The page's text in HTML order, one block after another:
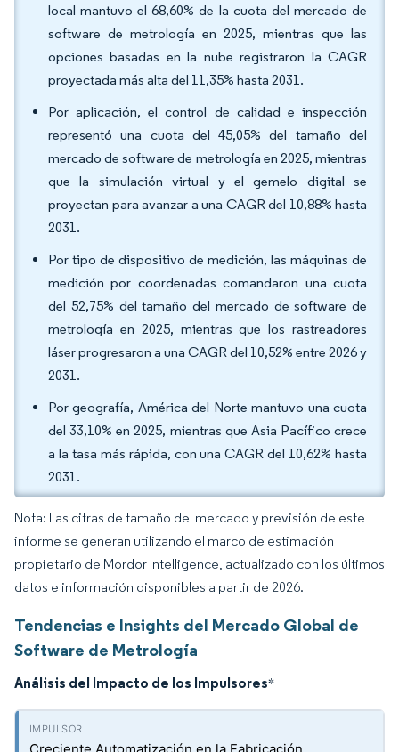
local mantuvo el 68,60% de la cuota del mercado de
software de metrología en 2025, mientras que las
opciones basadas en la nube registraron la CAGR
proyectada más alta del 11,35% hasta 2031.
Por aplicación, el control de calidad e inspección
representó una cuota del 45,05% del tamaño del
mercado de software de metrología en 2025, mientras
que la simulación virtual y el gemelo digital se
proyectan para avanzar a una CAGR del 10,88% hasta
2031.
Por tipo de dispositivo de medición, las máquinas de
medición por coordenadas comandaron una cuota
del 52,75% del tamaño del mercado de software de
metrología en 2025, mientras que los rastreadores
láser progresaron a una CAGR del 10,52% entre 2026 y
2031.
Por geografía, América del Norte mantuvo una cuota
del 33,10% en 2025, mientras que Asia Pacífico crece
a la tasa más rápida, con una CAGR del 10,62% hasta
2031.
Nota: Las cifras de tamaño del mercado y previsión de este
informe se generan utilizando el marco de estimación
propietario de Mordor Intelligence, actualizado con los últimos
datos e información disponibles a partir de 2026.
Tendencias e Insights del Mercado Global de
Software de Metrología
Análisis del Impacto de los Impulsores*